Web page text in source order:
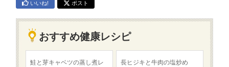
いいね! ポスト
おすすめ健康レシピ
鮭と芽キャベツの蒸し煮レ
長ヒジキと牛肉の塩炒め